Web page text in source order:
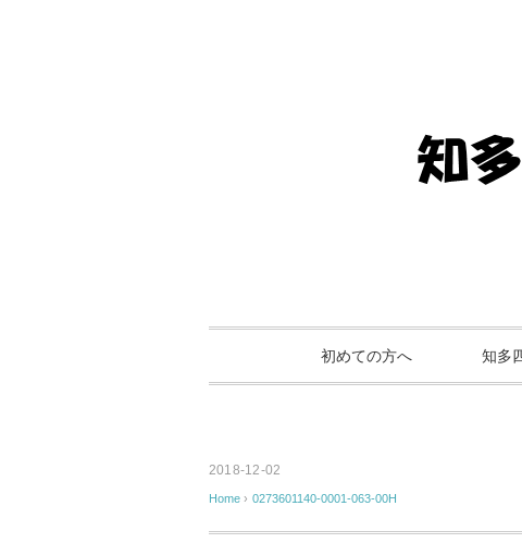
初めての方へ 知多
2018-12-02
Home › 0273601140-0001-063-00H